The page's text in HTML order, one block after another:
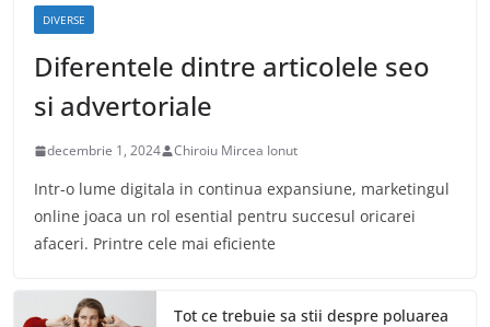
DIVERSE
Diferentele dintre articolele seo
si advertoriale
decembrie 1, 2024 Chiroiu Mircea Ionut
Intr-o lume digitala in continua expansiune, marketingul
online joaca un rol esential pentru succesul oricarei
afaceri. Printre cele mai eficiente
Tot ce trebuie sa stii despre poluarea